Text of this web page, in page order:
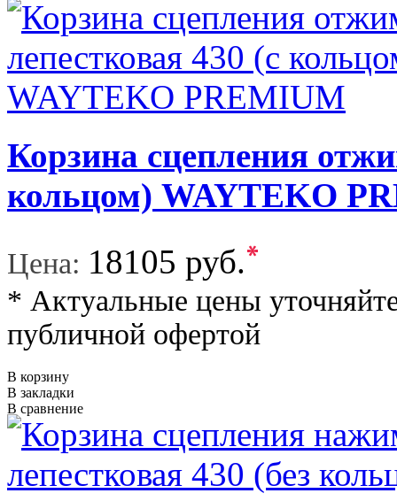
Корзина сцепления
кольцом) WAYTEKO
Цена: 18105 руб.*
* Актуальные цены
публичной офертой
В корзину
В закладки
В сравнение